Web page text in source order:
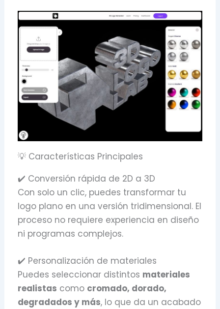
💡 Características Principales
✔️ Conversión rápida de 2D a 3D
Con solo un clic, puedes transformar tu
logo plano en una versión tridimensional. El
proceso no requiere experiencia en diseño
ni programas complejos.
✔️ Personalización de materiales
Puedes seleccionar distintos materiales
realistas como cromado, dorado,
degradados y más, lo que da un acabado